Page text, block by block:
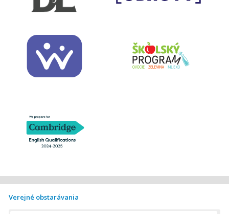
Verejné obstarávania